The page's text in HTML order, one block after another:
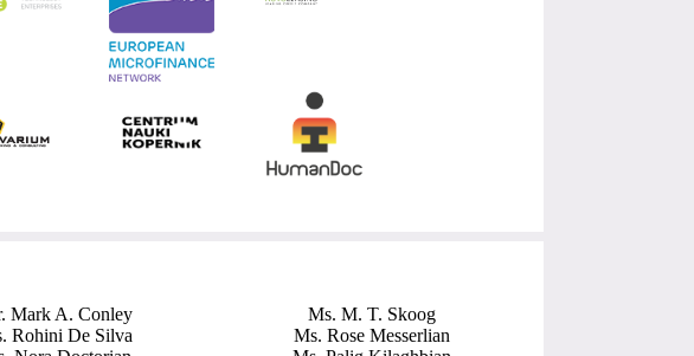
Mark A. Conley
Rohini De Silva
Ms. M. T. Skoog
Ms. Rose Messerlian